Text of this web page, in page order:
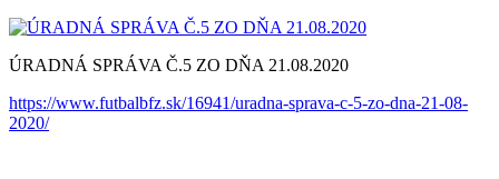
ÚRADNÁ SPRÁVA Č.5 ZO DŇA 21.08.2020
https://www.futbalbfz.sk/16941/uradna-sprava-c-5-zo-dna-21-08-
2020/